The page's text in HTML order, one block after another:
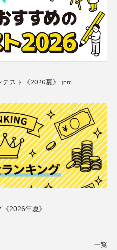
スト《2026夏》 [PR]
2026年夏》
一覧